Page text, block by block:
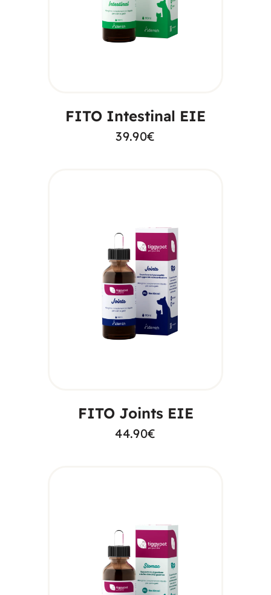
FITO Intestinal EIE
39.90€
FITO Joints EIE
44.90€